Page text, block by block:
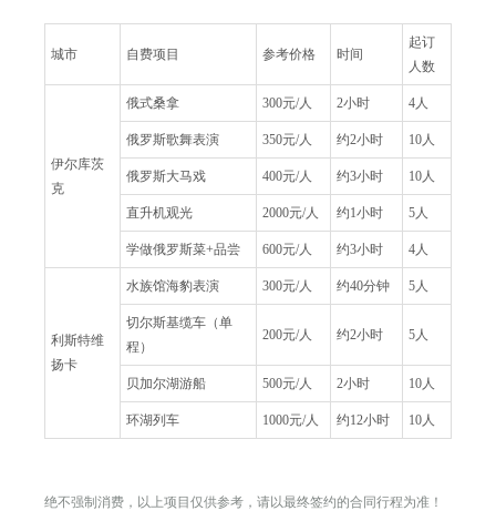
城市 自费项目 参考价格 时间
起订
人数
伊尔库茨
克
俄式桑拿 300元/人 2小时 4人
俄罗斯歌舞表演 350元/人 约2小时 10人
俄罗斯大马戏 400元/人 约3小时 10人
直升机观光 2000元/人 约1小时 5人
学做俄罗斯菜+品尝 600元/人 约3小时 4人
利斯特维
扬卡
水族馆海豹表演 300元/人 约40分钟 5人
切尔斯基缆车（单
程）
200元/人 约2小时 5人
贝加尔湖游船 500元/人 2小时 10人
环湖列车 1000元/人 约12小时 10人
绝不强制消费，以上项目仅供参考，请以最终签约的合同行程为准！